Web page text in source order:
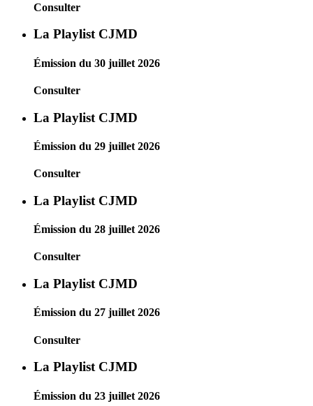
Consulter
La Playlist CJMD
Émission du 30 juillet 2026
Consulter
La Playlist CJMD
Émission du 29 juillet 2026
Consulter
La Playlist CJMD
Émission du 28 juillet 2026
Consulter
La Playlist CJMD
Émission du 27 juillet 2026
Consulter
La Playlist CJMD
Émission du 23 juillet 2026